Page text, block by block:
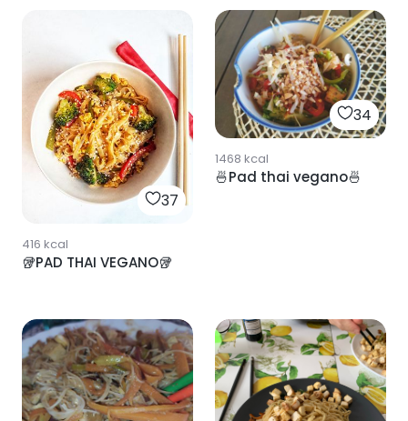
37
416 kcal
🥡PAD THAI VEGANO🥡
34
1468 kcal
🍜Pad thai vegano🍜